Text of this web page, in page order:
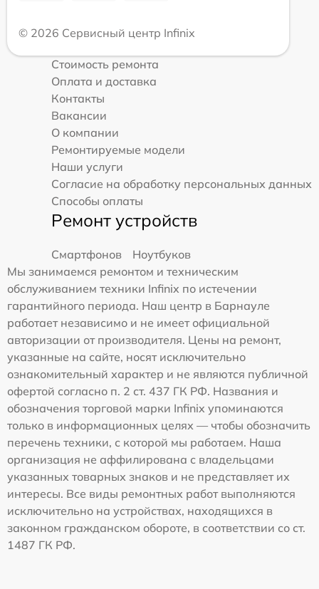
© 2026 Сервисный центр Infinix
Стоимость ремонта
Оплата и доставка
Контакты
Вакансии
О компании
Ремонтируемые модели
Наши услуги
Согласие на обработку персональных данных
Способы оплаты
Ремонт устройств
Смартфонов
Ноутбуков
Мы занимаемся ремонтом и техническим
обслуживанием техники Infinix по истечении
гарантийного периода. Наш центр в Барнауле
работает независимо и не имеет официальной
авторизации от производителя. Цены на ремонт,
указанные на сайте, носят исключительно
ознакомительный характер и не являются публичной
офертой согласно п. 2 ст. 437 ГК РФ. Названия и
обозначения торговой марки Infinix упоминаются
только в информационных целях — чтобы обозначить
перечень техники, с которой мы работаем. Наша
организация не аффилирована с владельцами
указанных товарных знаков и не представляет их
интересы. Все виды ремонтных работ выполняются
исключительно на устройствах, находящихся в
законном гражданском обороте, в соответствии со ст.
1487 ГК РФ.